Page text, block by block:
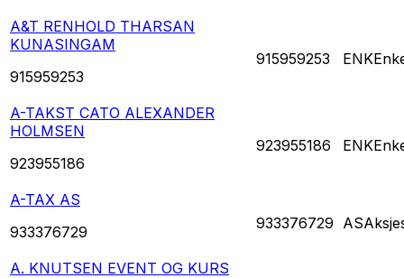
A&T RENHOLD THARSAN
KUNASINGAM
915959253
915959253 ENK
A-TAKST CATO ALEXANDER
HOLMSEN
923955186
923955186 ENK
A-TAX AS
933376729
933376729 AS
A. KNUTSEN EVENT OG KURS